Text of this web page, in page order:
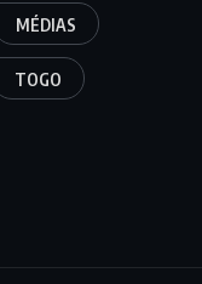
MÉDIAS
TOGO